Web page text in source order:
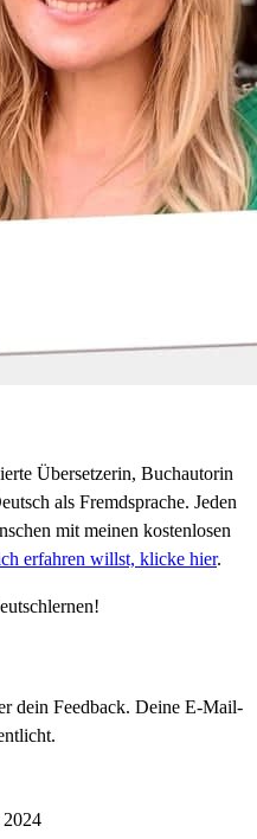
Übersetzerin, Buchautorin
als Fremdsprache. Jeden
mit meinen kostenlosen
erfahren willst, klicke hier.
dein Feedback. Deine E-Mail-